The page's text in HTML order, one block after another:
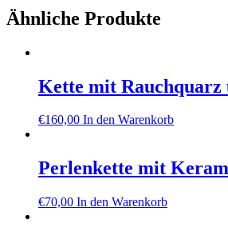
Menge
Ähnliche Produkte
Kette mit Rauchquarz
€160,00 In den Warenkorb
Perlenkette mit
€70,00 In den Warenkorb